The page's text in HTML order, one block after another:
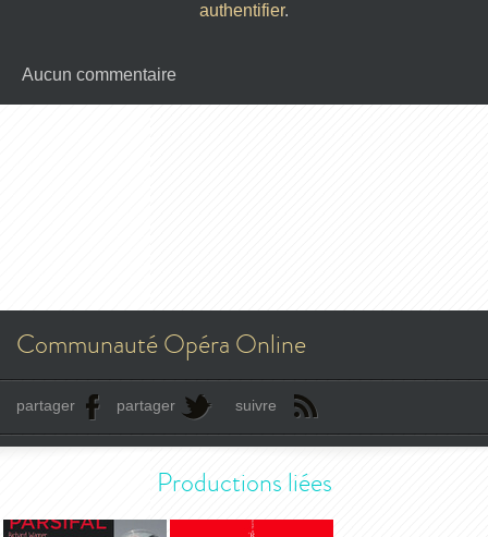
authentifier.
Aucun commentaire
Communauté Opéra Online
partager partager suivre
Productions liées